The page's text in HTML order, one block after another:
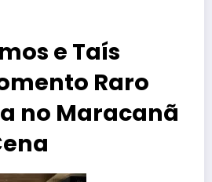
e Taís
Raro
no Maracanã